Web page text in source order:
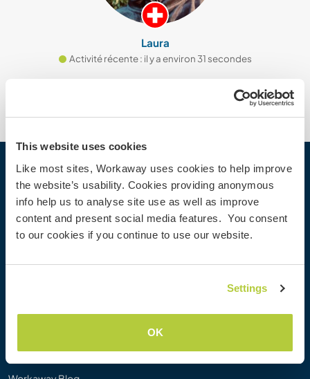
This website uses cookies
Like most sites, Workaway uses cookies to help improve
the website’s usability. Cookies providing anonymous
info help us to analyse site use as well as improve
content and present social media features. You consent
to our cookies if you continue to use our website.
Settings
OK
Laura
Activité récente : il y a environ 31 secondes
Trouver un hôte
Informations pour les hôtes
Informations pour les workawayers
Réductions et partenaires
Communauté